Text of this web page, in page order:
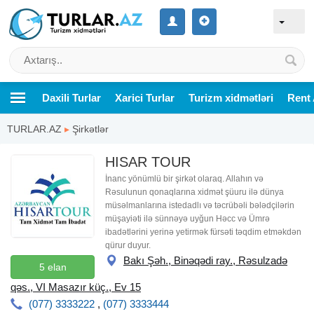
Daxili Turlar Xarici Turlar Turizm xidmətləri Rent
TURLAR.AZ ▸ Şirkətlər
5 elan
HISAR TOUR
İnanc yönümlü bir şirkət olaraq. Allahın və
Rəsulunun qonaqlarına xidmət şüuru ilə dünya
müsəlmanlarına istedadlı və təcrübəli bələdçilərin
müşayiəti ilə sünnəyə uyğun Həcc və Ümrə
ibadətlərini yerinə yetirmək fürsəti təqdim etməkdən
qürur duyur.
Bakı Şəh., Binəqədi ray., Rəsulzadə
qəs., VI Masazır küç., Ev 15
(077) 3333222 , (077) 3333444